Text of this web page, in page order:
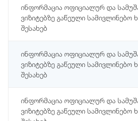
ინფორმაცია ოფიციალურ და
ვიზიტებზე გაწეული სამივლინებო
შესახებ
ინფორმაცია ოფიციალურ და
ვიზიტებზე გაწეული სამივლინებო
შესახებ
ინფორმაცია ოფიციალურ და
ვიზიტებზე გაწეული სამივლინებო